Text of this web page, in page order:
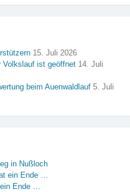
15. Juli 2026
Volkslauf ist geöffnet 14. Juli
beim Auenwaldlauf 5. Juli
in Nußloch
ein Ende …
ein Ende …